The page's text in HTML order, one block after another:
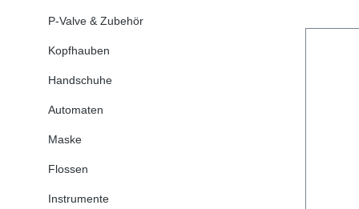
P-Valve & Zubehör
Kopfhauben
Handschuhe
Automaten
Maske
Flossen
Instrumente